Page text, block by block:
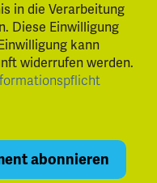
in die Verarbeitung
Diese Einwilligung
kann
widerrufen werden.